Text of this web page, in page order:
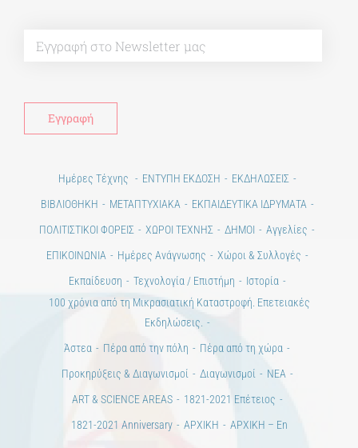
Ημέρες Τέχνης ΕΝΤΥΠΗ ΕΚΔΟΣΗ
ΕΚΔΗΛΩΣΕΙΣ
ΒΙΒΛΙΟΘΗΚΗ
ΜΕΤΑΠΤΥΧΙΑΚΑ
ΕΚΠΑΙΔΕΥΤΙΚΑ ΙΔΡΥΜΑΤΑ
ΠΟΛΙΤΙΣΤΙΚΟΙ ΦΟΡΕΙΣ
ΧΩΡΟΙ ΤΕΧΝΗΣ ΔΗΜΟΙ
Αγγελίες
ΕΠΙΚΟΙΝΩΝΙΑ
Ημέρες Ανάγνωσης
Χώροι & Συλλογές
Εκπαίδευση
Τεχνολογία / Επιστήμη
Ιστορία
100 χρόνια από τη Μικρασιατική Καταστροφή. Επετειακές
Εκδηλώσεις.
Άστεα
Πέρα από την πόλη
Πέρα από τη χώρα
Προκηρύξεις & Διαγωνισμοί
Διαγωνισμοί
ΝΕΑ
ART & SCIENCE AREAS
1821-2021 Επέτειος
1821-2021 Anniversary
ΑΡΧΙΚΗ ΑΡΧΙΚΗ – En